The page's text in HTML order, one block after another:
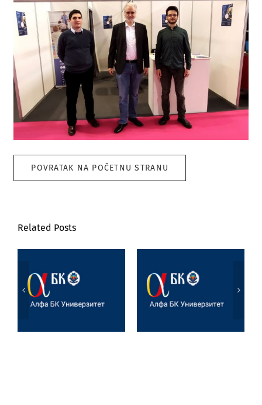
POVRATAK NA POČETNU STRANU
Related Posts
Jezik, književnost
i veštačka
Marijane
Joksimović
Univerzitetu u